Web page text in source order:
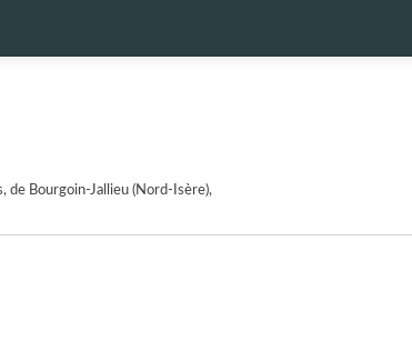
de Bourgoin-Jallieu (Nord-Isère),